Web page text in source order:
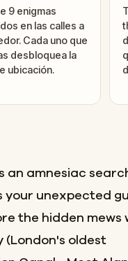
9 enigmas
en las calles a
Cada uno que
desbloquea la
ubicación.
an amnesiac
your unexpected
the hidden mews
(London's oldest